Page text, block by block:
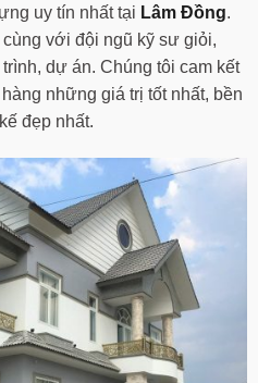
uy tín nhất tại Lâm Đồng.
với đội ngũ kỹ sư giỏi,
dự án. Chúng tôi cam kết
những giá trị tốt nhất, bền
đẹp nhất.